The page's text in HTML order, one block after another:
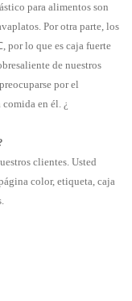
para alimentos son
Por otra parte, los
por lo que es caja fuerte
de nuestros
por el
en él. ¿
clientes. Usted
color, etiqueta, caja